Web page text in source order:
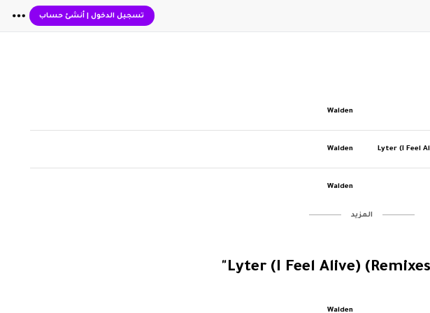
تسجيل الدخول| أنشئ حساب
Walden
Walden
Walden
‏المزيد
Walden